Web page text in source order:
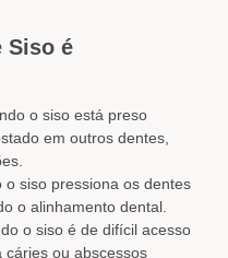
Siso é
o siso está preso
em outros dentes,
o siso pressiona os dentes
o alinhamento dental.
o siso é de difícil acesso
cáries ou abscessos